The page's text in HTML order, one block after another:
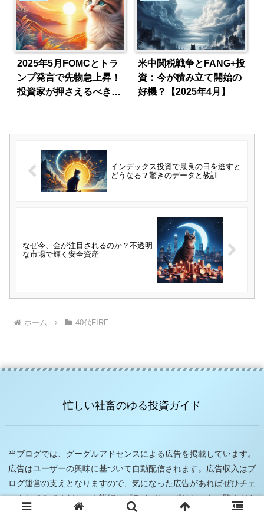
2025年5月FOMCとトラ
ンプ発言で先物急上昇！
投資家が押さえるべきポ
米中関税戦争とFANG+投
資：今が積み立て開始の
好機？【2025年4月】
インデックス投資で最良の日を逃すと
どうなる？驚きのデータと教訓
なぜ今、金が注目されるのか？不透明
な市場で輝く安全資産
ホーム 40代FIRE
忙しい社畜のゆる投資ガイド
当ブログでは、グーグルアドセンスによる広告を掲載しています。
広告はユーザーの興味に基づいて自動配信されます。広告収入はブ
ログ運営の支えとなりますので、気になった広告があればぜひチェ
ックしてみてください！詳細はプライバシーポリシーをご覧くださ
い。